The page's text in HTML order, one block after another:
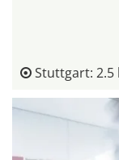
Stuttgart: 2.5